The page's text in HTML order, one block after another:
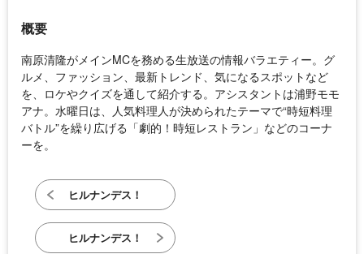
概要
南原清隆がメインMCを務める生放送の情報バラエティー。グ
ルメ、ファッション、最新トレンド、気になるスポットなど
を、ロケやクイズを通して紹介する。アシスタントは浦野モモ
アナ。水曜日は、人気料理人が決められたテーマで“時短料理
バトル”を繰り広げる「劇的！時短レストラン」などのコーナ
ーを。
ヒルナンデス！
ヒルナンデス！